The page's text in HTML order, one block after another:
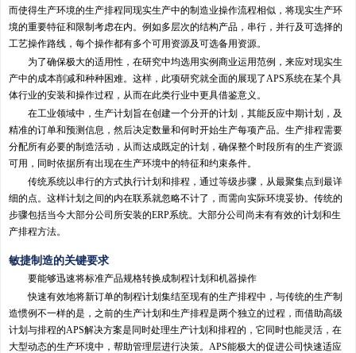
而使得生产环境的生产排程同现实生产中的制造业操作流程相似，将现实生产环
境的重要特征和限制考虑在内。例如多层次的结构产品，串行，并行及可选择的
工艺操作路线，每个操作都有多个可用资源及可选备用资源。
为了确保极大的适用性，在研究中均选用实例商业运用范例，来应对现实生
产中的成本削减和种种困难。这样，此项研究就全面的展现了APS系统在某个具
体行业的安装和操作过程，从而在此类行业中更具借鉴意义。
在工业领域中，生产计划旨在创建一个分开的计划，其能反应中期计划，及
精准的订单和预测信息，然后决定数量和何时开始生产每项产品。生产排程需要
分配所有必要的制造活动，从而达成既定的计划，确保整个时段所有的生产资源
可用，同时依据所有出现在生产环境中的特征和约束条件。
传统系统以串行的方式执行计划和排程，通过等级步骤，从最聚集点到最详
细的点。这样计划之间的内在联系就忽略不计了，而需向实际环境妥协。传统的
步骤包括当今大部分公司所安装的ERP系统。大部分公司尚未有有效的计划和生
产排程方法。
敏捷制造的关键要求
要能够迅速将标准产品规格转换成制程计划和机器操作
快速有效地将新订单的制程计划集结至现有的生产排程中，与传统的生产制
造惯例不一样的是，之前的生产计划和生产排程是两个独立的过程，而借助高级
计划与排程的APS解决方案是同时处理生产计划和排程的，它同时也能灵活，在
大型动态的生产环境中，帮助管理层进行决策。APS能极大的促进公司快速适应